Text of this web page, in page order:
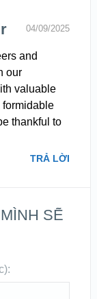
04/09/2025
and
our
valuable
formidable
thankful to
TRẢ LỜI
SẼ